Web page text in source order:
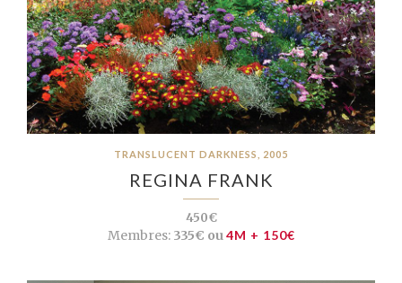
TRANSLUCENT DARKNESS, 2005
REGINA FRANK
450€
Membres:335€ ou4M + 150€